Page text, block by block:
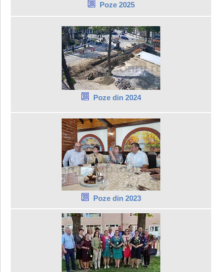
Poze 2025
Poze din 2024
Poze din 2023